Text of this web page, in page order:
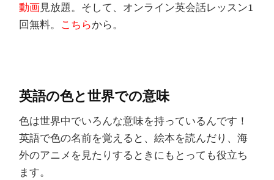
動画見放題。そして、オンライン英会話レッスン1
回無料。 こちらから。
英語の色と世界での意味
色は世界中でいろんな意味を持っているんです！
英語で色の名前を覚えると、絵本を読んだり、海
外のアニメを見たりするときにもとっても役立ち
ます。